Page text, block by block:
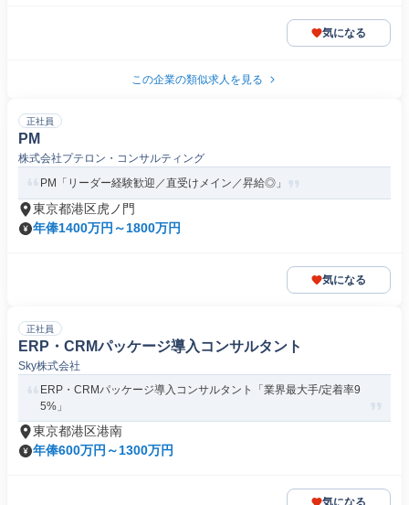
気になる
この企業の類似求人を見る
正社員
PM
株式会社プテロン・コンサルティング
PM「リーダー経験歓迎／直受けメイン／昇給◎」
東京都港区虎ノ門
年俸1400万円～1800万円
気になる
正社員
ERP・CRMパッケージ導入コンサルタント
Sky株式会社
ERP・CRMパッケージ導入コンサルタント「業界最大手/定着率9
5%」
東京都港区港南
年俸600万円～1300万円
気になる